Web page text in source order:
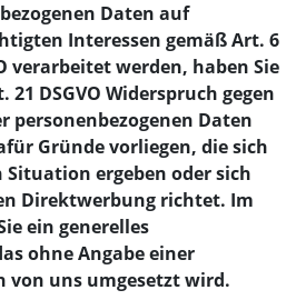
Daten auf
Interessen gemäß Art. 6
verarbeitet werden, haben Sie
DSGVO Widerspruch gegen
personenbezogenen Daten
Gründe vorliegen, die sich
ergeben oder sich
Direktwerbung richtet. Im
ein generelles
ohne Angabe einer
von uns umgesetzt wird.